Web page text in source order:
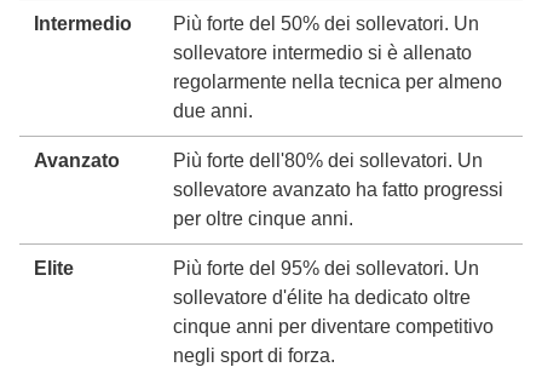
Intermedio
Più forte del 50% dei sollevatori. Un
sollevatore intermedio si è allenato
regolarmente nella tecnica per almeno
due anni.
Avanzato
Più forte dell'80% dei sollevatori. Un
sollevatore avanzato ha fatto progressi
per oltre cinque anni.
Elite
Più forte del 95% dei sollevatori. Un
sollevatore d'élite ha dedicato oltre
cinque anni per diventare competitivo
negli sport di forza.